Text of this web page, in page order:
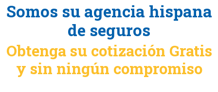
Somos su agencia hispana
de seguros
Obtenga su cotización Gratis
y sin ningún compromiso